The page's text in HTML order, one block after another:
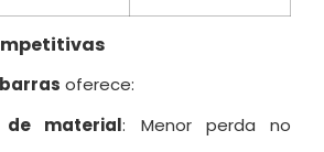
oferece:
de material: Menor perda no